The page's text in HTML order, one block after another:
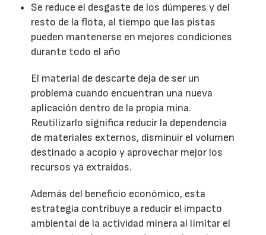
Se reduce el desgaste de los dúmperes y del
resto de la flota, al tiempo que las pistas
pueden mantenerse en mejores condiciones
durante todo el año
El material de descarte deja de ser un
problema cuando encuentran una nueva
aplicación dentro de la propia mina.
Reutilizarlo significa reducir la dependencia
de materiales externos, disminuir el volumen
destinado a acopio y aprovechar mejor los
recursos ya extraídos.
Además del beneficio económico, esta
estrategia contribuye a reducir el impacto
ambiental de la actividad minera al limitar el